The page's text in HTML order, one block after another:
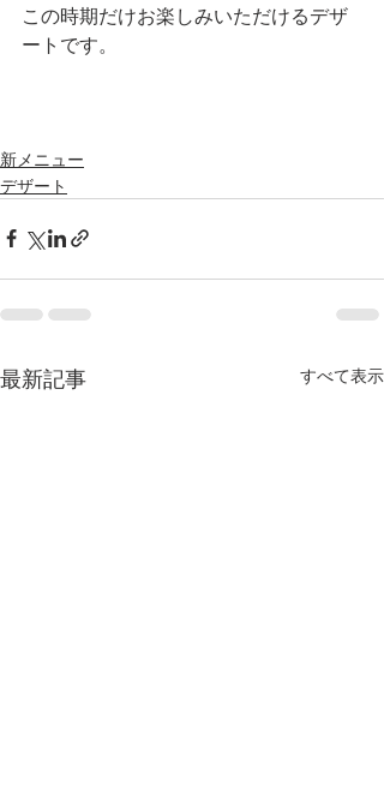
この時期だけお楽しみいただけるデザ
ートです。
新メニュー
デザート
最新記事 すべて表示